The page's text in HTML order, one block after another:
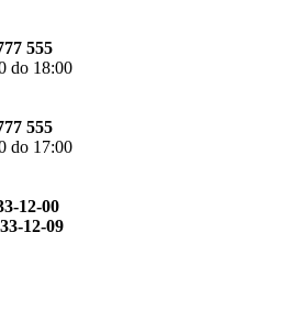
555
do 18:00
555
do 17:00
12-00
12-09